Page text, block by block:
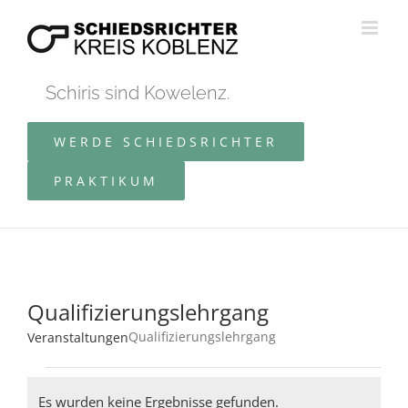
Inhalt
Schiris sind Kowelenz.
WERDE SCHIEDSRICHTER
PRAKTIKUM
Qualifizierungslehrgang
VeranstaltungenQualifizierungslehrgang
Veranstaltungen
Es wurden keine Ergebnisse gefunden.